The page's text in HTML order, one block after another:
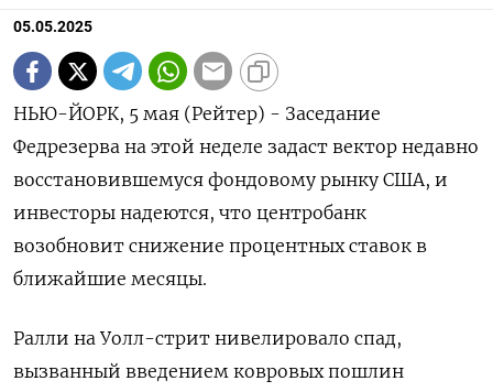
05.05.2025
НЬЮ-ЙОРК, 5 мая (Рейтер) - Заседание
Федрезерва на этой неделе задаст вектор недавно
восстановившемуся фондовому рынку США, и
инвесторы надеются, что центробанк
возобновит снижение процентных ставок в
ближайшие месяцы.
Ралли на Уолл-стрит нивелировало спад,
вызванный введением ковровых пошлин